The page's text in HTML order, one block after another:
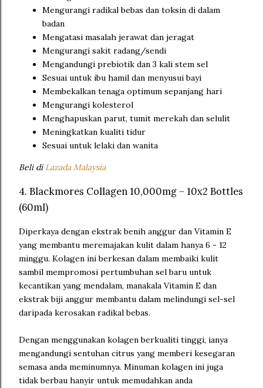
Mengurangi radikal bebas dan toksin di dalam
badan
Mengatasi masalah jerawat dan jeragat
Mengurangi sakit radang/sendi
Mengandungi prebiotik dan 3 kali stem sel
Sesuai untuk ibu hamil dan menyusui bayi
Membekalkan tenaga optimum sepanjang hari
Mengurangi kolesterol
Menghapuskan parut, tumit merekah dan selulit
Meningkatkan kualiti tidur
Sesuai untuk lelaki dan wanita
Beli di Lazada Malaysia
4. Blackmores Collagen 10,000mg – 10x2 Bottles
(60ml)
Diperkaya dengan ekstrak benih anggur dan Vitamin E
yang membantu meremajakan kulit dalam hanya 6 - 12
minggu. Kolagen ini berkesan dalam membaiki kulit
sambil mempromosi pertumbuhan sel baru untuk
kecantikan yang mendalam, manakala Vitamin E dan
ekstrak biji anggur membantu dalam melindungi sel-sel
daripada kerosakan radikal bebas.
Dengan menggunakan kolagen berkualiti tinggi, ianya
mengandungi sentuhan citrus yang memberi kesegaran
semasa anda meminumnya. Minuman kolagen ini juga
tidak berbau hanyir untuk memudahkan anda